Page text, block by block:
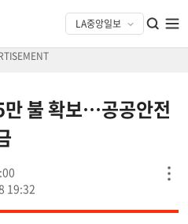
불 확보…공공안전
19:32